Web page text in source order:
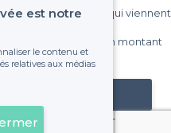
million de visiteurs qui viennent
vous payez un montant
déraper la facture.
est notre
le contenu et
relatives aux médias